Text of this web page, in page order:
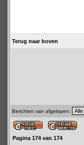
Terug naar boven
Berichten van afgelopen:
Pagina 174 van 174